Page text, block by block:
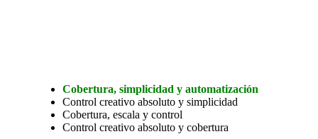
Cobertura, simplicidad y automatización
Control creativo absoluto y simplicidad
Cobertura, escala y control
Control creativo absoluto y cobertura